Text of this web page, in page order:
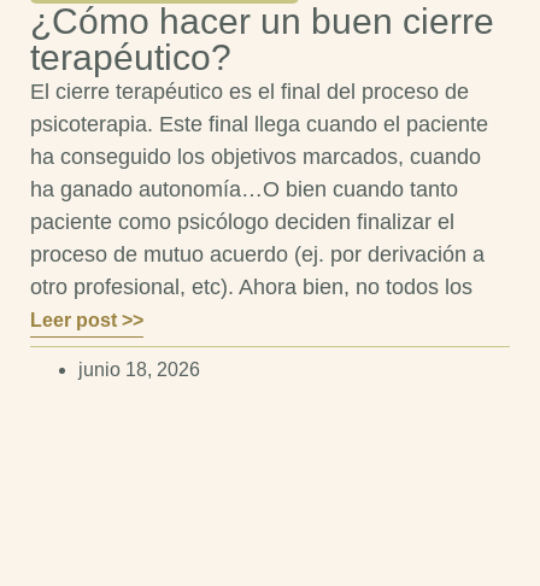
¿Cómo hacer un buen cierre
terapéutico?
El cierre terapéutico es el final del proceso de
psicoterapia. Este final llega cuando el paciente
ha conseguido los objetivos marcados, cuando
ha ganado autonomía…O bien cuando tanto
paciente como psicólogo deciden finalizar el
proceso de mutuo acuerdo (ej. por derivación a
otro profesional, etc). Ahora bien, no todos los
Leer post >>
junio 18, 2026